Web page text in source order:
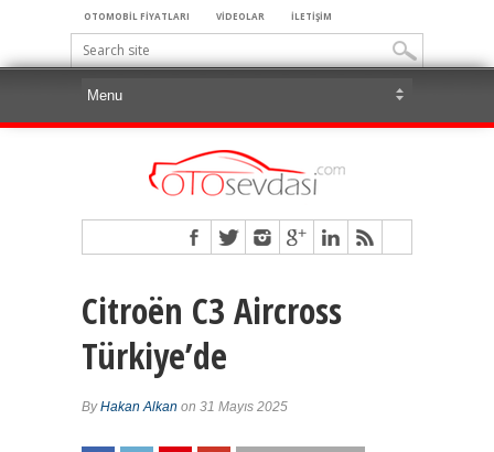
OTOMOBİL FİYATLARI VİDEOLAR İLETİŞİM
Citroën C3 Aircross
Türkiye’de
ByHakan Alkan on 31 Mayıs 2025